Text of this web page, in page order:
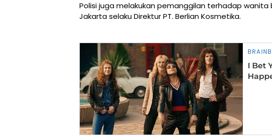
Polisi juga melakukan pemanggilan terhadap wanita
Jakarta selaku Direktur PT. Berlian Kosmetika.